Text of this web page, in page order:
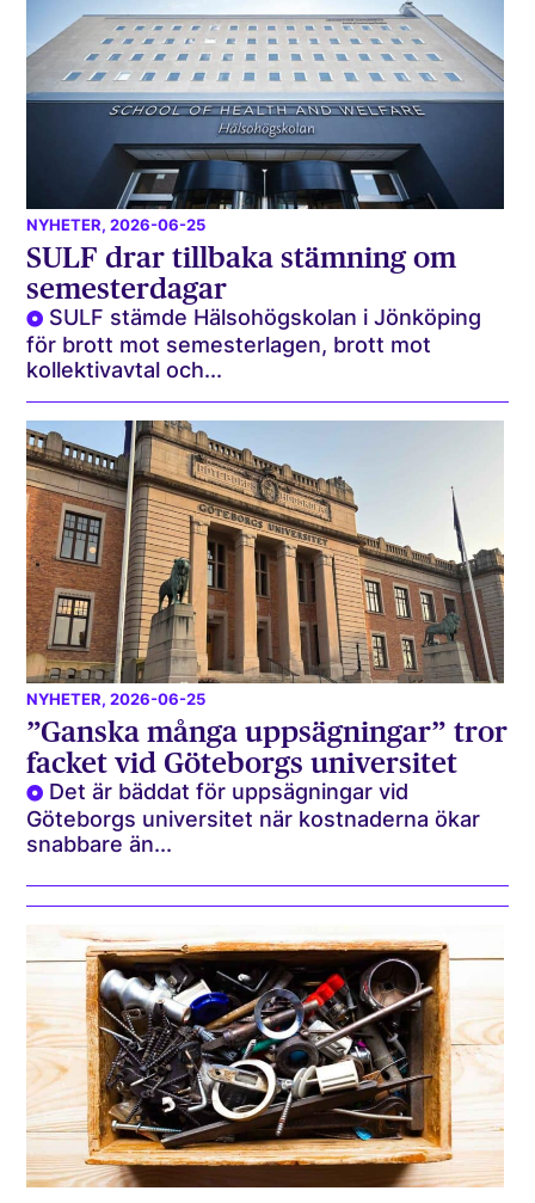
NYHETER, 2026-06-25
SULF drar tillbaka stämning om
semesterdagar
SULF stämde Hälsohögskolan i Jönköping
för brott mot semesterlagen, brott mot
kollektivavtal och...
NYHETER, 2026-06-25
”Ganska många uppsägningar” tror
facket vid Göteborgs universitet
Det är bäddat för uppsägningar vid
Göteborgs universitet när kostnaderna ökar
snabbare än...